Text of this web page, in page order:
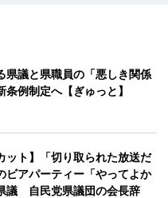
県議と県職員の「悪しき関係
条例制定へ【ぎゅっと】
ット】「切り取られた放送だ
ビアパーティー「やってよか
議 自民党県議団の会長辞